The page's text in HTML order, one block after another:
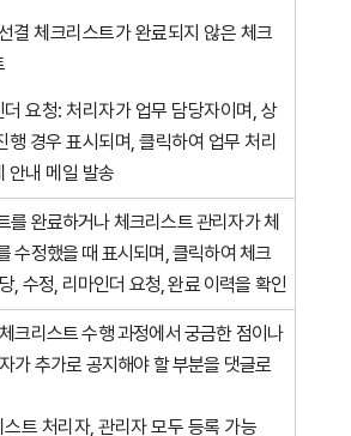
결 체크리스트가 완료되지 않은 체크
더 요청: 처리자가 업무 담당자이며, 상
행 경우 표시되며, 클릭하여 업무 처리
안내 메일 발송
를 완료하거나 체크리스트 관리자가 체
수정했을 때 표시되며, 클릭하여 체크
, 수정, 리마인더 요청, 완료 이력을 확인
크리스트 수행 과정에서 궁금한 점이나
가 추가로 공지해야 할 부분을 댓글로
스트 처리자, 관리자 모두 등록 가능